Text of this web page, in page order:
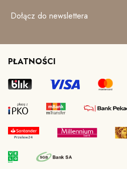
Dołącz do newslettera
PŁATNOŚCI